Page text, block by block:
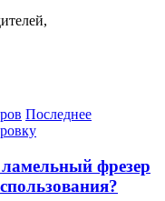
Последнее
фрезер